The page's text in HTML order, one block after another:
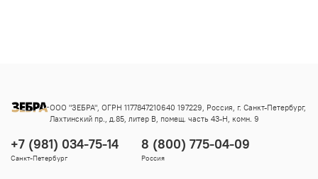
+7 (981) 034-75-14
Санкт-Петербург
8 (800) 775-04-09
Россия
ООО "ЗЕБРА", ОГРН 1177847210640 197229, Россия, г. Санкт-Петербург,
Лахтинский пр., д.85, литер В, помещ. часть 43-Н, комн. 9